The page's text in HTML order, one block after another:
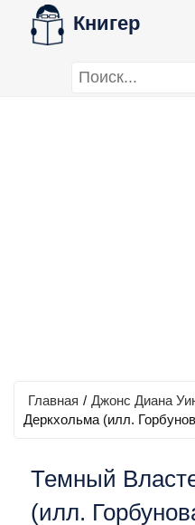
Книгер
Главная / Джонс Диана
Деркхольма (илл.
Темный
(илл.